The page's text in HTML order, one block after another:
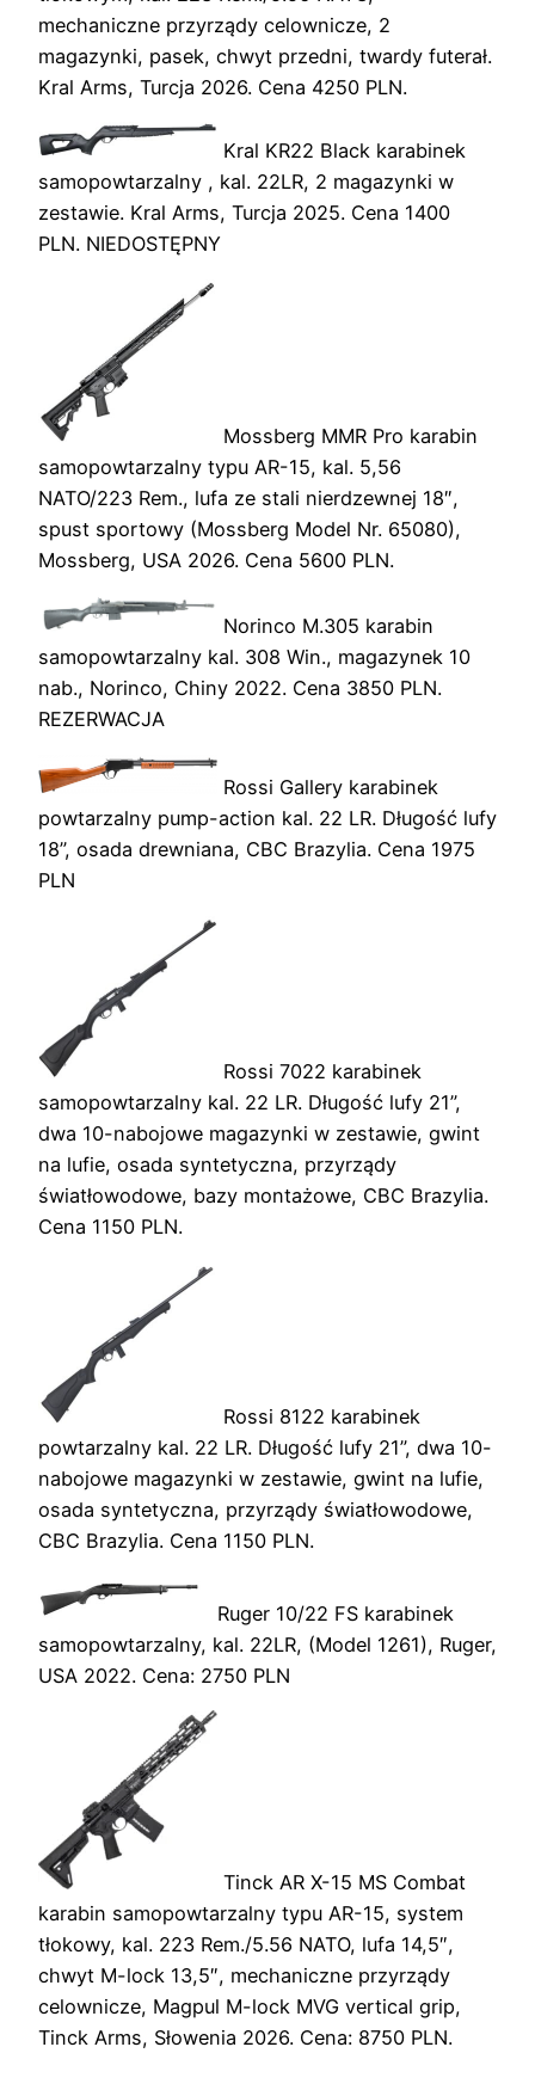
mechaniczne przyrządy celownicze, 2
magazynki, pasek, chwyt przedni, twardy futerał.
Kral Arms, Turcja 2026. Cena 4250 PLN.
Kral KR22 Black karabinek
samopowtarzalny , kal. 22LR, 2 magazynki w
zestawie. Kral Arms, Turcja 2025. Cena 1400
PLN. NIEDOSTĘPNY
Mossberg MMR Pro karabin
samopowtarzalny typu AR-15, kal. 5,56
NATO/223 Rem., lufa ze stali nierdzewnej 18″,
spust sportowy (Mossberg Model Nr. 65080),
Mossberg, USA 2026. Cena 5600 PLN.
Norinco M.305 karabin
samopowtarzalny kal. 308 Win., magazynek 10
nab., Norinco, Chiny 2022. Cena 3850 PLN.
REZERWACJA
Rossi Gallery karabinek
powtarzalny pump-action kal. 22 LR. Długość lufy
18”, osada drewniana, CBC Brazylia. Cena 1975
PLN
Rossi 7022 karabinek
samopowtarzalny kal. 22 LR. Długość lufy 21”,
dwa 10-nabojowe magazynki w zestawie, gwint
na lufie, osada syntetyczna, przyrządy
światłowodowe, bazy montażowe, CBC Brazylia.
Cena 1150 PLN.
Rossi 8122 karabinek
powtarzalny kal. 22 LR. Długość lufy 21”, dwa 10-
nabojowe magazynki w zestawie, gwint na lufie,
osada syntetyczna, przyrządy światłowodowe,
CBC Brazylia. Cena 1150 PLN.
Ruger 10/22 FS karabinek
samopowtarzalny, kal. 22LR, (Model 1261), Ruger,
USA 2022. Cena: 2750 PLN
Tinck AR X-15 MS Combat
karabin samopowtarzalny typu AR-15, system
tłokowy, kal. 223 Rem./5.56 NATO, lufa 14,5″,
chwyt M-lock 13,5″, mechaniczne przyrządy
celownicze, Magpul M-lock MVG vertical grip,
Tinck Arms, Słowenia 2026. Cena: 8750 PLN.